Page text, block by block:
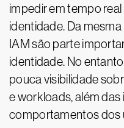
impedir em tempo
identidade. Da
IAM são parte
identidade. No
pouca visibilidade
e workloads, além
comportamentos dos